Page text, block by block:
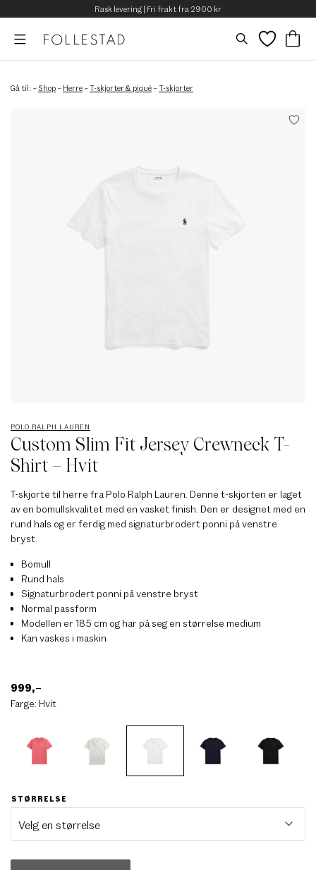
Rask levering | Fri frakt fra 2900 kr
Gå til: – Shop – Herre –T-skjorter & piqué –T-skjorter
POLO RALPH LAUREN
Custom Slim Fit Jersey Crewneck T-
Shirt – Hvit
T-skjorte til herre fra Polo Ralph Lauren. Denne t-skjorten er laget
av en bomullskvalitet med en vasket finish. Den er designet med en
rund hals og er ferdig med signaturbrodert ponni på venstre
bryst.
Bomull
Rund hals
Signaturbrodert ponni på venstre bryst
Normal passform
Modellen er 185 cm og har på seg en størrelse medium
Kan vaskes i maskin
999,–
Farge: Hvit
STØRRELSE